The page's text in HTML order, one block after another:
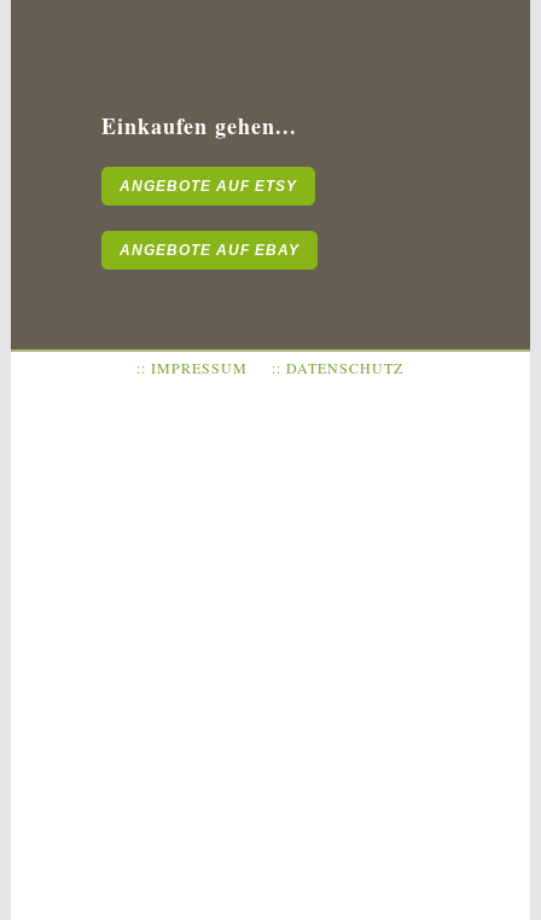
Einkaufen gehen...
ANGEBOTE AUF ETSY
ANGEBOTE AUF EBAY
:: IMPRESSUM :: DATENSCHUTZ